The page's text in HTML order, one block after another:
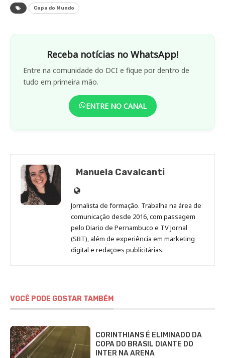
Copa do Mundo
Receba notícias no WhatsApp!
Entre na comunidade do DCI e fique por dentro de
tudo em primeira mão.
ENTRE NO CANAL
Manuela Cavalcanti
Site
de
Manuela
Cavalcanti
Jornalista de formação. Trabalha na área de
comunicação desde 2016, com passagem
pelo Diario de Pernambuco e TV Jornal
(SBT), além de experiência em marketing
digital e redações publicitárias.
VOCÊ PODE GOSTAR TAMBÉM
CORINTHIANS É ELIMINADO DA
COPA DO BRASIL DIANTE DO
INTER NA ARENA